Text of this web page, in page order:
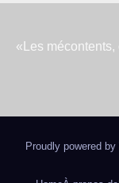
«Les
Proudly powered